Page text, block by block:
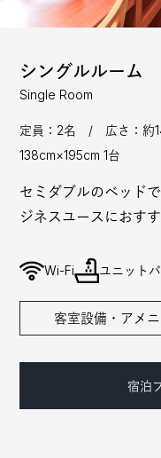
シングルルーム
Single Room
定員：2名 / 広さ：
138cm×195cm 1台
セミダブルのベッド
ジネスユースにおすす
Wi-Fi ユニット
客室設備・アメ
宿泊